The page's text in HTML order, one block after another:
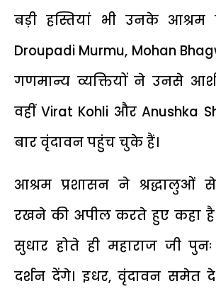
बड़ी हस्तियां भी उनके आश्रम
Droupadi Murmu, Mohan
गणमान्य व्यक्तियों ने उनसे
वहीं Virat Kohli और Anushka
बार वृंदावन पहुंच चुके हैं।
आश्रम प्रशासन ने श्रद्धालुओं
रखने की अपील करते हुए कहा है
सुधार होते ही महाराज जी
दर्शन देंगे। इधर, वृंदावन